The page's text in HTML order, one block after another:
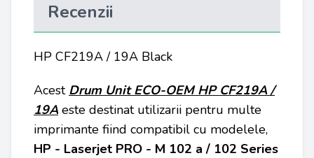
Recenzii
HP CF219A / 19A Black
Acest Drum Unit ECO-OEMHP CF219A /
19A este destinat utilizarii pentru multe
imprimante fiind compatibil cu modelele,
HP - Laserjet PRO - M 102 a / 102 Series